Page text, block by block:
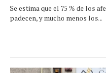
Se estima que el 75 % de los
padecen, y mucho menos los...